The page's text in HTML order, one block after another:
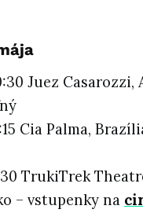
Juez
Cia Palma,
TrukiTrek
– vstupenky na